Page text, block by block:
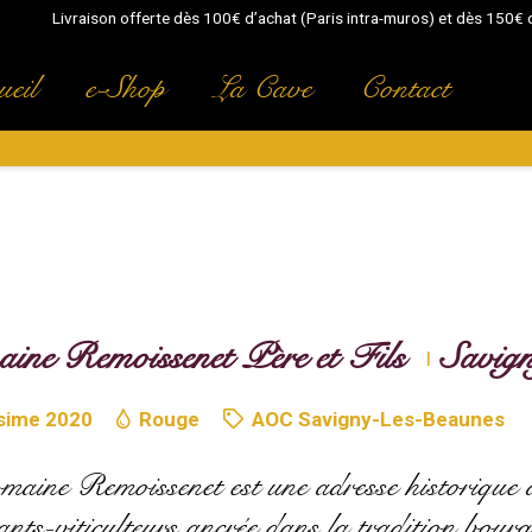
Livraison offerte dès 100€ d’achat (Paris intra-muros) et dès 150€
e-Shop La Cave Contact
Remoissenet Père et Fils I
2020 Rouge AOC Savigny-Les-Beaunes
Remoissenet est une adresse